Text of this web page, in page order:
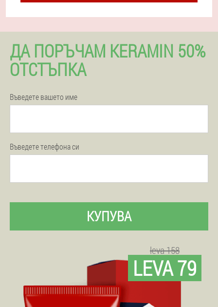
ДА ПОРЪЧАМ KERAMIN 50%
ОТСТЪПКА
Въведете вашето име
Въведете телефона си
КУПУВА
leva 158
LEVA 79